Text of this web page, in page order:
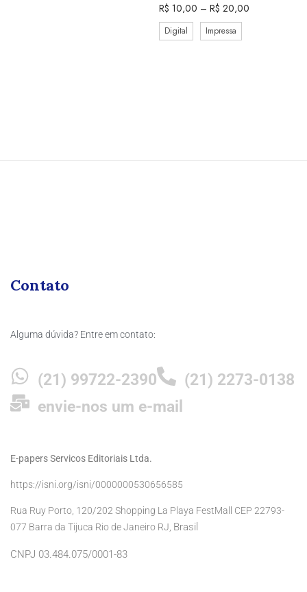
R$ 10,00 – R$ 20,00
Digital Impressa
Contato
Alguma dúvida? Entre em contato:
(21) 99722-2390
(21) 2273-0138
envie-nos um e-mail
E-papers Servicos Editoriais Ltda.
https://isni.org/isni/0000000530656585
Rua Ruy Porto, 120/202 Shopping La Playa FestMall CEP 22793-
077 Barra da Tijuca Rio de Janeiro RJ, Brasil
CNPJ 03.484.075/0001-83